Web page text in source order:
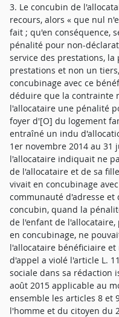
3. Le concubin de
recours, alors « que nul
fait ; qu'en conséquence,
pénalité pour non-
service des prestations,
prestations et non un
concubinage avec ce
déduire que la contrainte
l'allocataire une pénalité
foyer d'[O] du logement
entraîné un indu
1er novembre 2014 au 31
l'allocataire indiquait ne
de l'allocataire et de sa
vivait en concubinage
communauté d'adresse
concubin, quand la
de l'enfant de
en concubinage, ne
l'allocataire bénéficiaire
d'appel a violé l'article L.
sociale dans sa rédaction
août 2015 applicable au
ensemble les articles 8 et
l'homme et du citoyen du